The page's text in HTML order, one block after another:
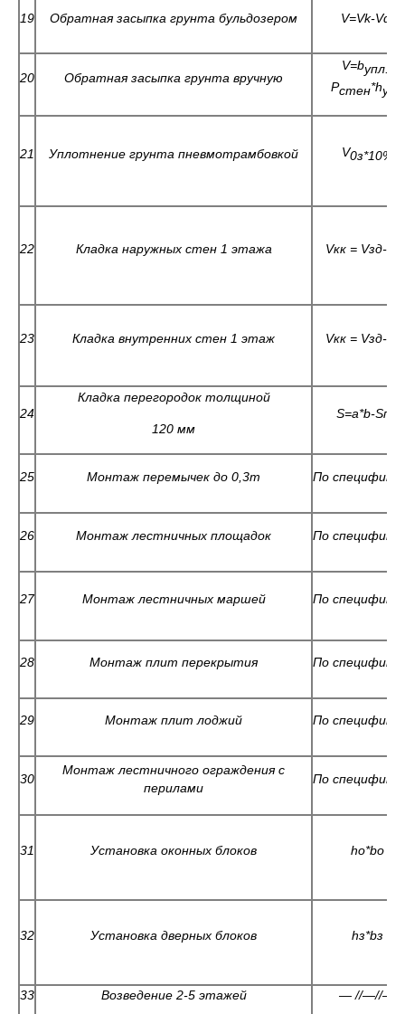
19 Обратная засыпка грунта бульдозером V=Vk-Vф
20 Обратная засыпка грунта вручную
V=bупл.
Pстен*hупл
21 Уплотнение грунта пневмотрамбовкой V0з*10%
22 Кладка наружных стен 1 этажа Vкк = Vзд-V
23 Кладка внутренних стен 1 этаж Vкк = Vзд-V
24
Кладка перегородок толщиной
120 мм
S=a*b-Sпр
25 Монтаж перемычек до 0,3т По
26 Монтаж лестничных площадок По
27 Монтаж лестничных маршей По
28 Монтаж плит перекрытия По
29 Монтаж плит лоджий По
30
Монтаж лестничного ограждения с
перилами
По
31 Установка оконных блоков hо*bо
32 Установка дверных блоков hз*bз
33 Возведение 2-5 этажей —//—//—